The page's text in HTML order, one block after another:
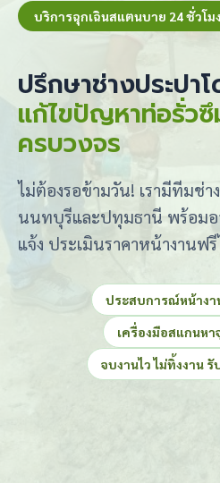
บริการฉุกเฉินสแตนบาย 24 ชั่วโมง
ปรึกษาช่างประปา
แก้ไขปัญหาท่อรั่วซึ
ครบวงจร
ไม่ต้องรอข้ามวัน! เรามีทีมช่
นนทบุรีและปทุมธานี พร้อม
แจ้ง ประเมินราคาหน้างานฟ
ประสบการณ์หน้างา
เครื่องมือสแกนหา
จบงานไว ไม่ทิ้งงาน